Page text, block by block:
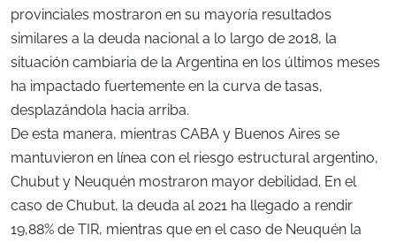
provinciales mostraron en su mayoría resultados
similares a la deuda nacional a lo largo de 2018, la
situación cambiaria de la Argentina en los últimos meses
ha impactado fuertemente en la curva de tasas,
desplazándola hacia arriba.
De esta manera, mientras CABA y Buenos Aires se
mantuvieron en línea con el riesgo estructural argentino,
Chubut y Neuquén mostraron mayor debilidad. En el
caso de Chubut, la deuda al 2021 ha llegado a rendir
19,88% de TIR, mientras que en el caso de Neuquén la